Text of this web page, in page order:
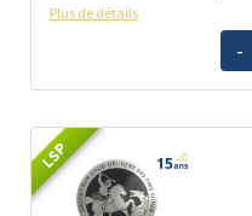
Plus de détails
-
LSP